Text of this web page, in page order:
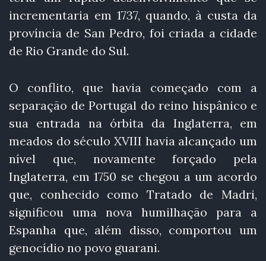
incrementaria em 1737, quando, à custa da
província de San Pedro, foi criada a cidade
de Rio Grande do Sul.
O conflito, que havia começado com a
separação de Portugal do reino hispânico e
sua entrada na órbita da Inglaterra, em
meados do século XVIII havia alcançado um
nível que, novamente forçado pela
Inglaterra, em 1750 se chegou a um acordo
que, conhecido como Tratado de Madri,
significou uma nova humilhação para a
Espanha que, além disso, comportou um
genocídio no povo guarani.